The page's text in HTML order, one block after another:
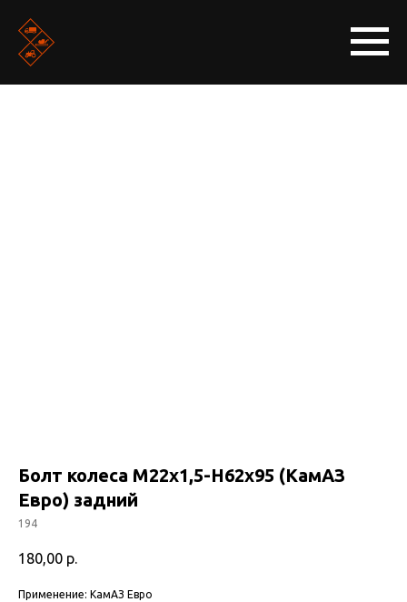
Болт колеса М22х1,5-Н62х95 (КамАЗ
Евро) задний
194
180,00 р.
Применение: КамАЗ Евро